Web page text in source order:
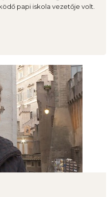
papi iskola vezetője volt.